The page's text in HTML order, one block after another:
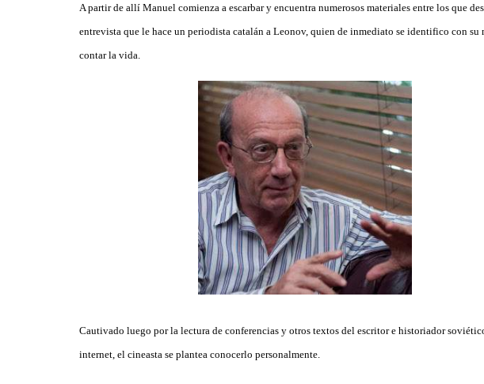
A partir de allí Manuel comienza a escarbar y encuentra numerosos materiales entre los que
entrevista que le hace un periodista catalán a Leonov, quien de inmediato se identifico con su
contar la vida.
Cautivado luego por la lectura de conferencias y otros textos del escritor e historiador
internet, el cineasta se plantea conocerlo personalmente.